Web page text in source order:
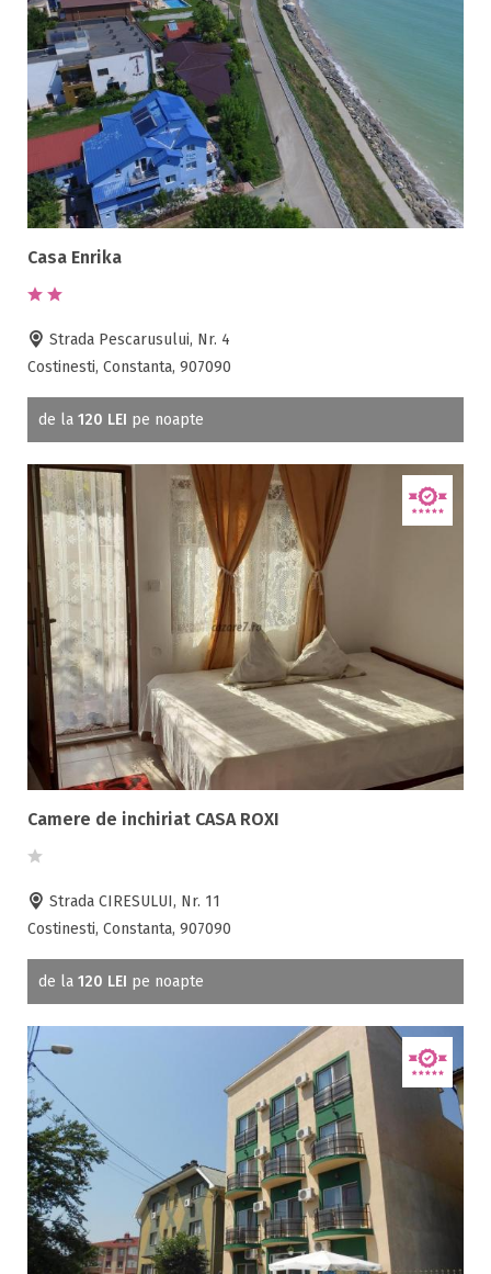
Casa Enrika
Strada Pescarusului, Nr. 4
Costinesti, Constanta, 907090
de la 120 LEI pe noapte
Camere de inchiriat CASA ROXI
Strada CIRESULUI, Nr. 11
Costinesti, Constanta, 907090
de la 120 LEI pe noapte